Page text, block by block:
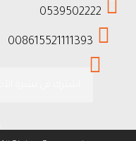
0539502222
008615521111393